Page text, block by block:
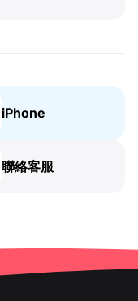
iPhone
聯絡客服